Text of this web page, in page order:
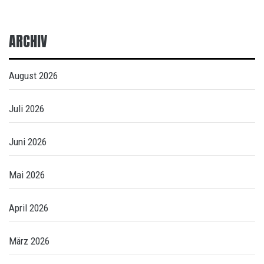
ARCHIV
August 2026
Juli 2026
Juni 2026
Mai 2026
April 2026
März 2026